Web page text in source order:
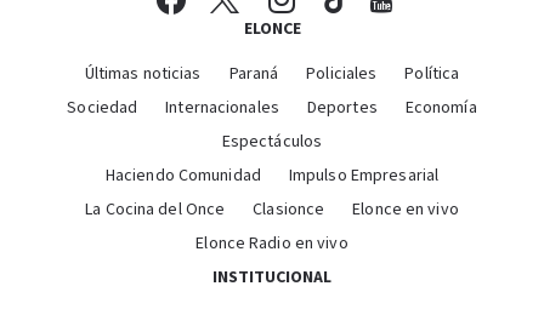
ELONCE
Últimas noticias Paraná Policiales
Política
Sociedad
Internacionales Deportes
Economía
Espectáculos
Haciendo Comunidad
Impulso Empresarial
La Cocina del Once
Clasionce
Elonce en vivo
Elonce Radio en vivo
INSTITUCIONAL